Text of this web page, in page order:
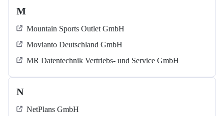
M
Mountain Sports Outlet GmbH
Movianto Deutschland GmbH
MR Datentechnik Vertriebs- und Service GmbH
N
NetPlans GmbH